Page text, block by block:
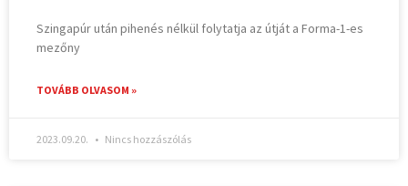
Szingapúr után pihenés nélkül folytatja az útját a Forma-1-es
mezőny
TOVÁBB OLVASOM »
2023.09.20. Nincs hozzászólás